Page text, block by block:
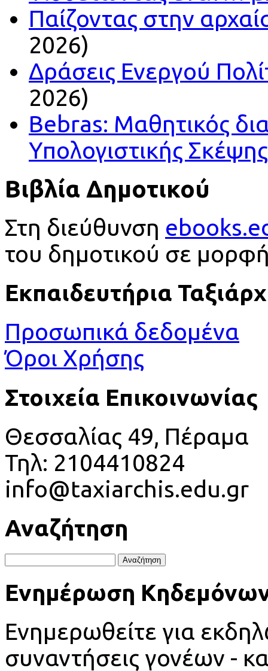
Παίζοντας στην
2026)
Δράσεις Ενεργού
2026)
Bebras: Μαθητικός
Υπολογιστικής Σκέψης
Βιβλία Δημοτικού
Στη διεύθυνση
του δημοτικού σε
Εκπαιδευτήρια
Προσωπικά δεδομένα
Όροι Χρήσης
Στοιχεία Επικοινωνίας
Θεσσαλίας 49, Πέραμα
Τηλ: 2104410824
info@taxiarchis.edu.gr
Αναζήτηση
Ενημέρωση
Ενημερωθείτε για
συναντήσεις γονέων -